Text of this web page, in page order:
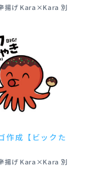
揚げ Kara×Kara 別
作成【ビックた
揚げ Kara×Kara 別